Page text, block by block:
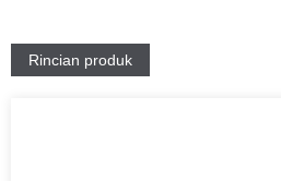
Rincian produk